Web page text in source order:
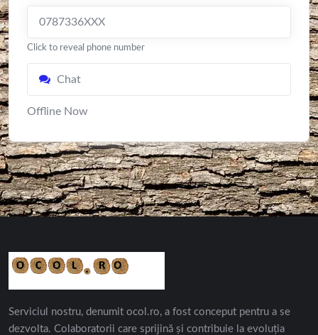
0787336XXX
Click to reveal phone number
Chat
Offline Now
Serviciul nostru, denumit ocol.ro, a fost conceput pentru a se
dezvolta. Colaboratorii care sprijină și contribuie la evoluția